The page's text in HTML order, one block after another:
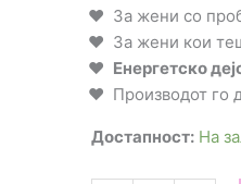
За жени со
За жени кои
Енергетско
Производот го
Достапност: На